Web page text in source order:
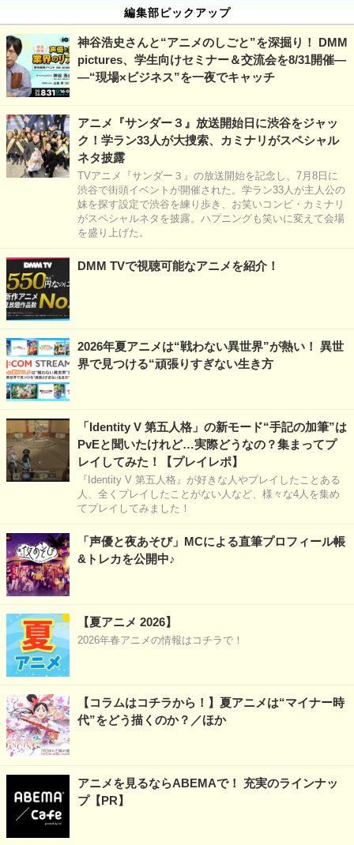
編集部ピックアップ
神谷浩史さんと“アニメのしごと”を深掘り！ DMM
pictures、学生向けセミナー＆交流会を8/31開催―
―“現場×ビジネス”を一夜でキャッチ
アニメ『サンダー３』放送開始日に渋谷をジャッ
ク！学ラン33人が大捜索、カミナリがスペシャル
ネタ披露
TVアニメ『サンダー３』の放送開始を記念し、7月8日に
渋谷で街頭イベントが開催された。学ラン33人が主人公の
妹を探す設定で渋谷を練り歩き、お笑いコンビ・カミナリ
がスペシャルネタを披露。ハプニングも笑いに変えて会場
を盛り上げた。
DMM TVで視聴可能なアニメを紹介！
2026年夏アニメは“戦わない異世界”が熱い！ 異世
界で見つける“頑張りすぎない生き方
「Identity V 第五人格」の新モード“手記の加筆”は
PvEと聞いたけれど…実際どうなの？集まってプ
レイしてみた！【プレイレポ】
『Identity V 第五人格』が好きな人やプレイしたことある
人、全くプレイしたことがない人など、様々な4人を集め
てプレイしてみました！
「声優と夜あそび」MCによる直筆プロフィール帳
&トレカを公開中♪
【夏アニメ 2026】
2026年春アニメの情報はコチラで！
【コラムはコチラから！】夏アニメは“マイナー時
代”をどう描くのか？／ほか
アニメを見るならABEMAで！ 充実のラインナッ
プ【PR】